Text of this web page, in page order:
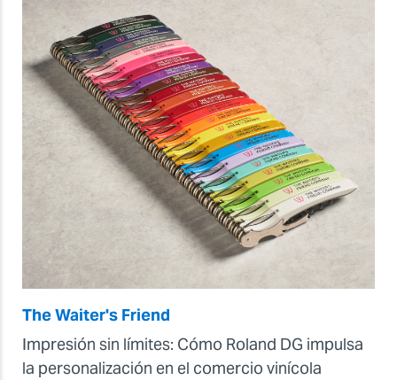
The Waiter's Friend
Impresión sin límites: Cómo Roland DG impulsa
la personalización en el comercio vinícola